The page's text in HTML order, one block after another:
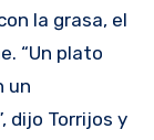
la grasa, el
“Un plato
un
dijo Torrijos y